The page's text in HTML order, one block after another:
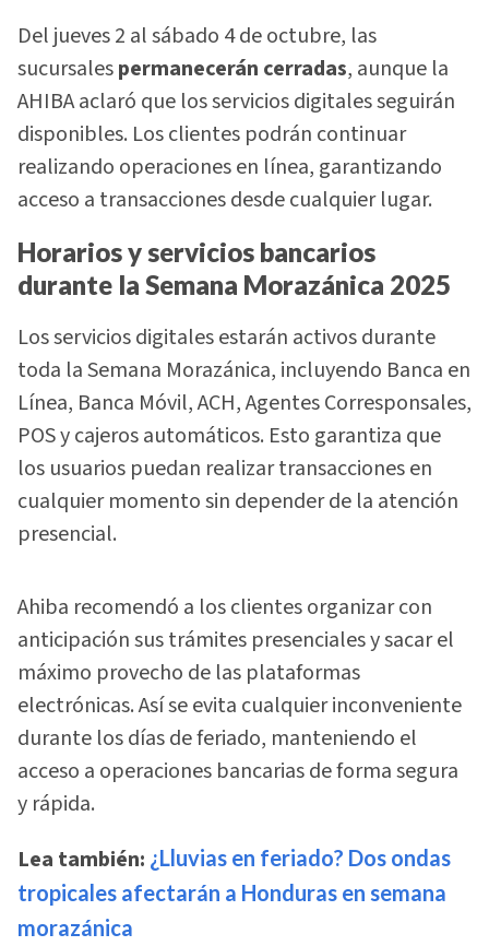
Del jueves 2 al sábado 4 de octubre, las
sucursalespermanecerán cerradas, aunque la
AHIBA aclaró que los servicios digitales seguirán
disponibles. Los clientes podrán continuar
realizando operaciones en línea, garantizando
acceso a transacciones desde cualquier lugar.
Horarios y servicios bancarios
durante la Semana Morazánica 2025
Los servicios digitales estarán activos durante
toda la Semana Morazánica, incluyendo Banca en
Línea, Banca Móvil, ACH, Agentes Corresponsales,
POS y cajeros automáticos. Esto garantiza que
los usuarios puedan realizar transacciones en
cualquier momento sin depender de la atención
presencial.
Ahiba recomendó a los clientes organizar con
anticipación sus trámites presenciales y sacar el
máximo provecho de las plataformas
electrónicas. Así se evita cualquier inconveniente
durante los días de feriado, manteniendo el
acceso a operaciones bancarias de forma segura
y rápida.
Lea también: ¿Lluvias en feriado? Dos ondas
tropicales afectarán a Honduras en semana
morazánica